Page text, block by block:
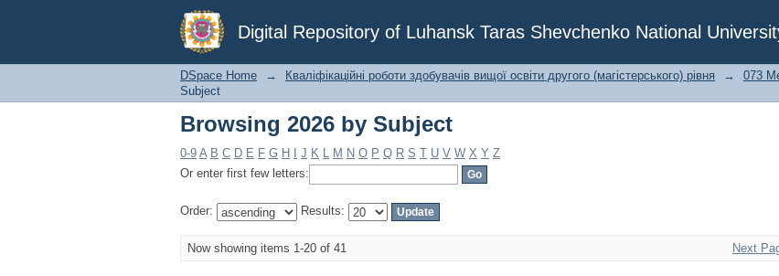
Digital Repository of Luhansk Taras Shevchenko National
Browsing 2026 by Subject
DSpace Home → Кваліфікаційні роботи здобувачів вищої освіти другого (магістерського) рівня → 073
Subject
Browsing 2026 by Subject
0-9 A B C D E F G H J K L M N O P Q R S T U V W X Y Z
Or enter first few letters:
Order: Results:
Now showing items 1-20 of 41 Next